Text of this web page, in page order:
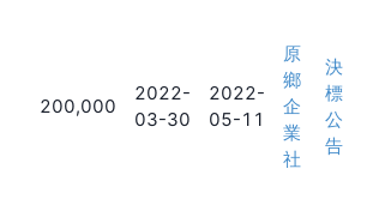
200,000
2022-
03-30
2022-
05-11
原
鄉
企
業
社
決
標
公
告